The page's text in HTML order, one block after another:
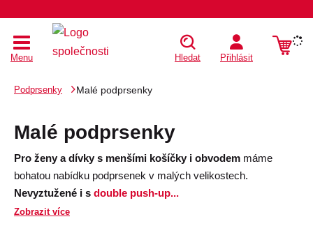
Menu Hledat Přihlásit
Podprsenky Malé podprsenky
Malé podprsenky
Pro ženy a dívky s menšími košíčky i obvodem máme
bohatou nabídku podprsenek v malých velikostech.
Nevyztužené i s double push-up...
Zobrazit více